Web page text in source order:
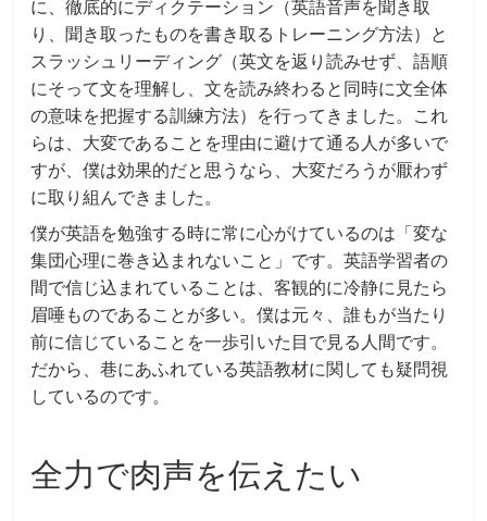
に、徹底的にディクテーション（英語音声を聞き取
り、聞き取ったものを書き取るトレーニング方法）と
スラッシュリーディング（英文を返り読みせず、語順
にそって文を理解し、文を読み終わると同時に文全体
の意味を把握する訓練方法）を行ってきました。これ
らは、大変であることを理由に避けて通る人が多いで
すが、僕は効果的だと思うなら、大変だろうが厭わず
に取り組んできました。
僕が英語を勉強する時に常に心がけているのは「変な
集団心理に巻き込まれないこと」です。英語学習者の
間で信じ込まれていることは、客観的に冷静に見たら
眉唾ものであることが多い。僕は元々、誰もが当たり
前に信じていることを一歩引いた目で見る人間です。
だから、巷にあふれている英語教材に関しても疑問視
しているのです。
全力で肉声を伝えたい